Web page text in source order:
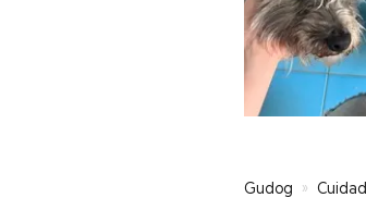
Gudog »